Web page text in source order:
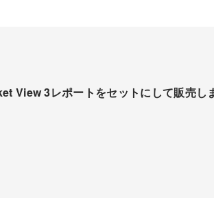
View 3レポートをセットにして販売し